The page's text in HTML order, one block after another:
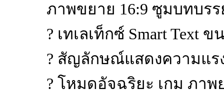
ภาพขยาย 16:9 ซูมบทบร
? เทเลเท็กซ์ Smart Text
? สัญลักษณ์แสดงความแ
? โหมดอัจฉริยะ เกม ภาพ